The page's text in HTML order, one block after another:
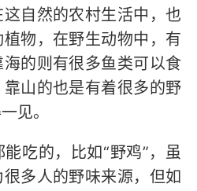
自然的农村生活中，也
物，在野生动物中，有
的则有很多鱼类可以食
山的也是有着很多的野
见。
吃的，比如“野鸡”，虽
多人的野味来源，但如